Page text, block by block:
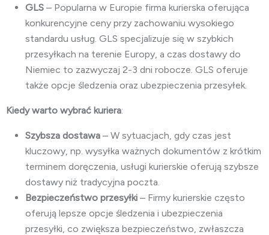
GLS – Popularna w Europie firma kurierska oferująca
konkurencyjne ceny przy zachowaniu wysokiego
standardu usług. GLS specjalizuje się w szybkich
przesyłkach na terenie Europy, a czas dostawy do
Niemiec to zazwyczaj 2-3 dni robocze. GLS oferuje
także opcje śledzenia oraz ubezpieczenia przesyłek.
Kiedy warto wybrać kuriera:
Szybsza dostawa – W sytuacjach, gdy czas jest
kluczowy, np. wysyłka ważnych dokumentów z krótkim
terminem doręczenia, usługi kurierskie oferują szybsze
dostawy niż tradycyjna poczta.
Bezpieczeństwo przesyłki – Firmy kurierskie często
oferują lepsze opcje śledzenia i ubezpieczenia
przesyłki, co zwiększa bezpieczeństwo, zwłaszcza